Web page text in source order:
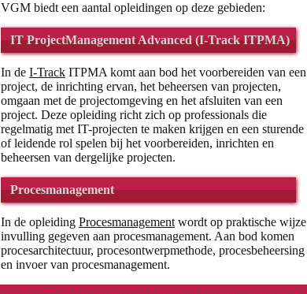
VGM biedt een aantal opleidingen op deze gebieden:
IT ProjectManagement Advanced (I-Track ITPMA)
In de I-TrackITPMA komt aan bod het voorbereiden van een
project, de inrichting ervan, het beheersen van projecten,
omgaan met de projectomgeving en het afsluiten van een
project. Deze opleiding richt zich op professionals die
regelmatig met IT-projecten te maken krijgen en een sturende
of leidende rol spelen bij het voorbereiden, inrichten en
beheersen van dergelijke projecten.
Procesmanagement
In de opleiding Procesmanagementwordt op praktische wijze
invulling gegeven aan procesmanagement. Aan bod komen
procesarchitectuur, procesontwerpmethode, procesbeheersing
en invoer van procesmanagement.